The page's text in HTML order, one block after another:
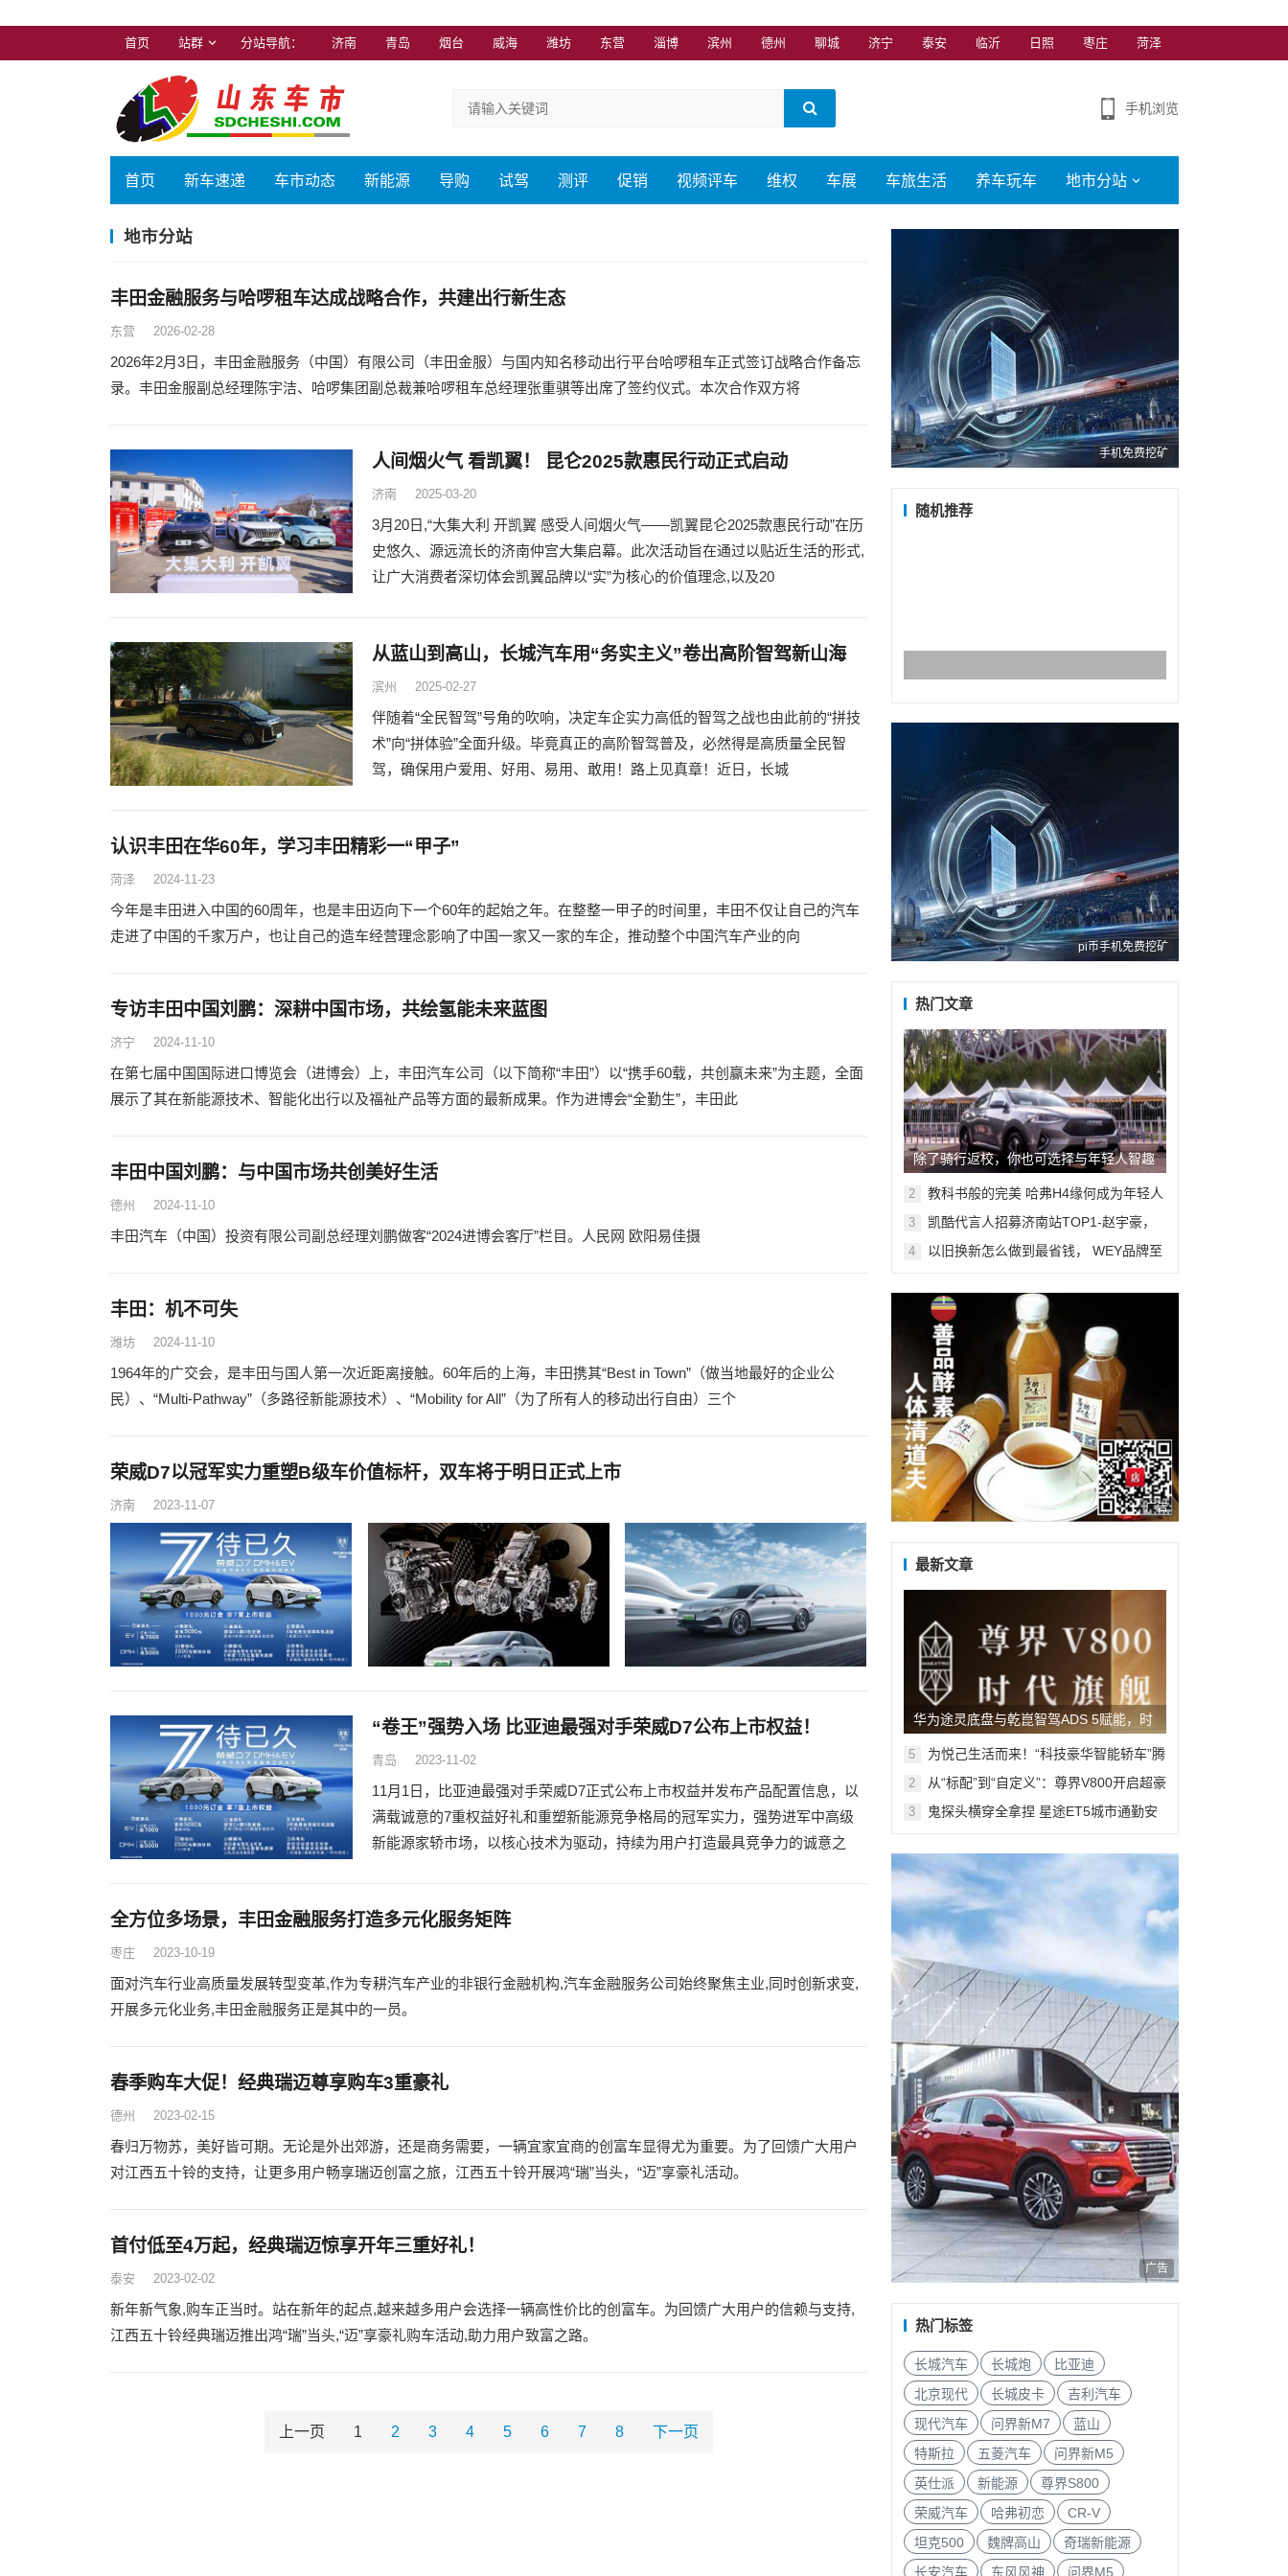
首页 站群 分站导航： 济南 青岛 烟台 威海 潍坊 东营 淄博 滨州 德州 聊城 济宁 泰安 临沂 日照 枣庄 菏泽
手机浏览
首页 新车速递 车市动态 新能源 导购 试驾 测评 促销 视频评车 维权 车展 车旅生活 养车玩车 地市分站
地市分站
丰田金融服务与哈啰租车达成战略合作，共建出行新生态
东营 2026-02-28
2026年2月3日，丰田金融服务（中国）有限公司（丰田金服）与国内知名移动出行平台哈啰租车正式签订战略合作备忘
录。丰田金服副总经理陈宇洁、哈啰集团副总裁兼哈啰租车总经理张重骐等出席了签约仪式。本次合作双方将
人间烟火气 看凯翼！ 昆仑2025款惠民行动正式启动
济南 2025-03-20
3月20日,“大集大利 开凯翼 感受人间烟火气——凯翼昆仑2025款惠民行动”在历
史悠久、源远流长的济南仲宫大集启幕。此次活动旨在通过以贴近生活的形式,
让广大消费者深切体会凯翼品牌以“实”为核心的价值理念,以及20
从蓝山到高山，长城汽车用“务实主义”卷出高阶智驾新山海
滨州 2025-02-27
伴随着“全民智驾”号角的吹响，决定车企实力高低的智驾之战也由此前的“拼技
术”向“拼体验”全面升级。毕竟真正的高阶智驾普及，必然得是高质量全民智
驾，确保用户爱用、好用、易用、敢用！路上见真章！近日，长城
认识丰田在华60年，学习丰田精彩一“甲子”
菏泽 2024-11-23
今年是丰田进入中国的60周年，也是丰田迈向下一个60年的起始之年。在整整一甲子的时间里，丰田不仅让自己的汽车
走进了中国的千家万户，也让自己的造车经营理念影响了中国一家又一家的车企，推动整个中国汽车产业的向
专访丰田中国刘鹏：深耕中国市场，共绘氢能未来蓝图
济宁 2024-11-10
在第七届中国国际进口博览会（进博会）上，丰田汽车公司（以下简称“丰田”）以“携手60载，共创赢未来”为主题，全面
展示了其在新能源技术、智能化出行以及福祉产品等方面的最新成果。作为进博会“全勤生”，丰田此
丰田中国刘鹏：与中国市场共创美好生活
德州 2024-11-10
丰田汽车（中国）投资有限公司副总经理刘鹏做客“2024进博会客厅”栏目。人民网 欧阳易佳摄
丰田：机不可失
潍坊 2024-11-10
1964年的广交会，是丰田与国人第一次近距离接触。60年后的上海，丰田携其“Best in Town”（做当地最好的企业公
民）、“Multi-Pathway”（多路径新能源技术）、“Mobility for All”（为了所有人的移动出行自由）三个
荣威D7以冠军实力重塑B级车价值标杆，双车将于明日正式上市
济南 2023-11-07
“卷王”强势入场 比亚迪最强对手荣威D7公布上市权益！
青岛 2023-11-02
11月1日，比亚迪最强对手荣威D7正式公布上市权益并发布产品配置信息，以
满载诚意的7重权益好礼和重塑新能源竞争格局的冠军实力，强势进军中高级
新能源家轿市场，以核心技术为驱动，持续为用户打造最具竞争力的诚意之
全方位多场景，丰田金融服务打造多元化服务矩阵
枣庄 2023-10-19
面对汽车行业高质量发展转型变革,作为专耕汽车产业的非银行金融机构,汽车金融服务公司始终聚焦主业,同时创新求变,
开展多元化业务,丰田金融服务正是其中的一员。
春季购车大促！经典瑞迈尊享购车3重豪礼
德州 2023-02-15
春归万物苏，美好皆可期。无论是外出郊游，还是商务需要，一辆宜家宜商的创富车显得尤为重要。为了回馈广大用户
对江西五十铃的支持，让更多用户畅享瑞迈创富之旅，江西五十铃开展鸿“瑞”当头，“迈”享豪礼活动。
首付低至4万起，经典瑞迈惊享开年三重好礼！
泰安 2023-02-02
新年新气象,购车正当时。站在新年的起点,越来越多用户会选择一辆高性价比的创富车。为回馈广大用户的信赖与支持,
江西五十铃经典瑞迈推出鸿“瑞”当头,“迈”享豪礼购车活动,助力用户致富之路。
上一页 1 2 3 4 5 6 7 8 下一页
手机免费挖矿
随机推荐
pi币手机免费挖矿
热门文章
除了骑行返校，你也可选择与年轻人智趣
相投的2021款哈弗F7x！
2
教科书般的完美 哈弗H4缘何成为年轻人
3
凯酷代言人招募济南站TOP1-赵宇豪，
4
以旧换新怎么做到最省钱， WEY品牌至
广告
最新文章
华为途灵底盘与乾崑智驾ADS 5赋能，时
代旗舰MPV尊界V800、680上市
5
为悦己生活而来！“科技豪华智能轿车”腾
2
从“标配”到“自定义”：尊界V800开启超豪
3
鬼探头横穿全拿捏 星途ET5城市通勤安
广告
热门标签
长城汽车 长城炮
比亚迪
北京现代
长城皮卡
吉利汽车
现代汽车
问界新M7
蓝山
特斯拉
五菱汽车
问界新M5
英仕派
新能源
尊界S800
荣威汽车
哈弗初恋
CR-V
坦克500
魏牌高山
奇瑞新能源
长安汽车
东风风神 问界M5